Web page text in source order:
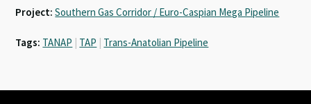
Project: Southern Gas Corridor / Euro-Caspian Mega Pipeline
Tags: TANAP TAP Trans-Anatolian Pipeline